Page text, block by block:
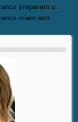
preparam u...
criam estr...